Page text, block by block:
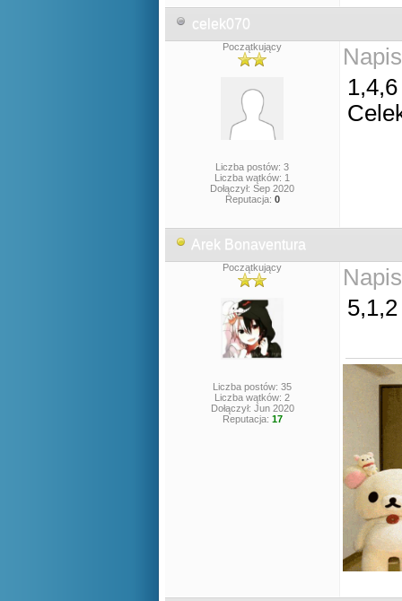
celek070
Początkujący
Liczba postów: 3
Liczba wątków: 1
Dołączył: Sep 2020
Reputacja: 0
1,4,6
Arek Bonaventura
Początkujący
Liczba postów: 35
Liczba wątków: 2
Dołączył: Jun 2020
Reputacja: 17